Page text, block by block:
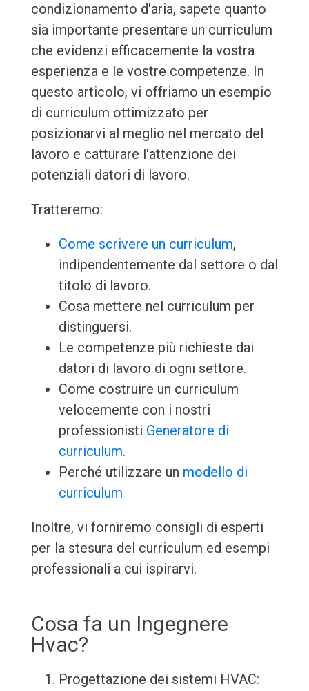
condizionamento d'aria, sapete quanto
sia importante presentare un curriculum
che evidenzi efficacemente la vostra
esperienza e le vostre competenze. In
questo articolo, vi offriamo un esempio
di curriculum ottimizzato per
posizionarvi al meglio nel mercato del
lavoro e catturare l'attenzione dei
potenziali datori di lavoro.
Tratteremo:
Come scrivere un curriculum,
indipendentemente dal settore o dal
titolo di lavoro.
Cosa mettere nel curriculum per
distinguersi.
Le competenze più richieste dai
datori di lavoro di ogni settore.
Come costruire un curriculum
velocemente con i nostri
professionisti Generatore di
curriculum.
Perché utilizzare un modello di
curriculum
Inoltre, vi forniremo consigli di esperti
per la stesura del curriculum ed esempi
professionali a cui ispirarvi.
Cosa fa un Ingegnere
Hvac?
Progettazione dei sistemi HVAC: